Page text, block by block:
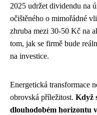
2025 udržet dividendu na
očištěného o mimořádné
zhruba mezi 30-50 Kč na
tom, jak se firmě bude
na investice.
Energetická transformace
obrovská příležitost. Když
dlouhodobém horizontu